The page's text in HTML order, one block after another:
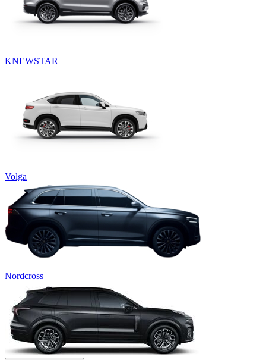
KNEWSTAR
Volga
Nordcross